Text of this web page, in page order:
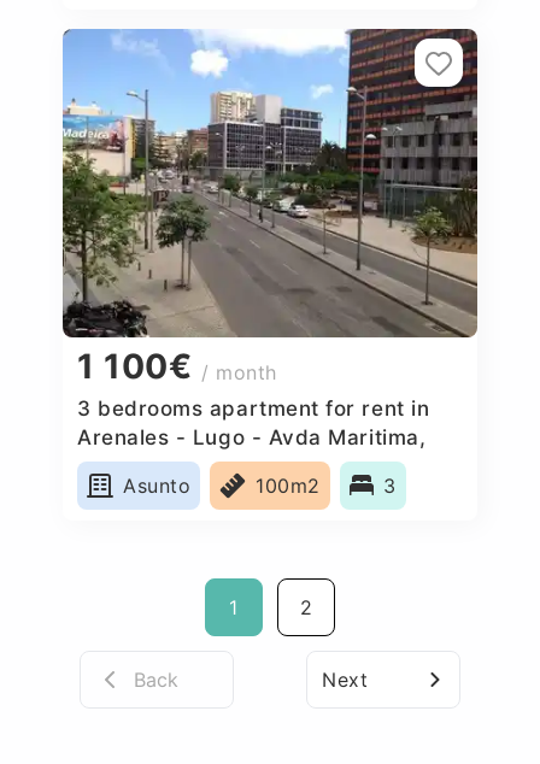
1 100€ / month
3 bedrooms apartment for rent in
Arenales - Lugo - Avda Maritima,
Spain
Asunto
100m2 3
1 2
Back Next